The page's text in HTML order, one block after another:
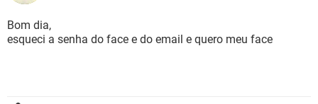
GUIA DE COMPRAS
INSTAGRAM
GUIA DE COMPRAS
CELULAR
OUTLOOK
JOGOS
CELULAR FACEBOOK
Bom dia,
esqueci a senha do face e do email e quero meu face